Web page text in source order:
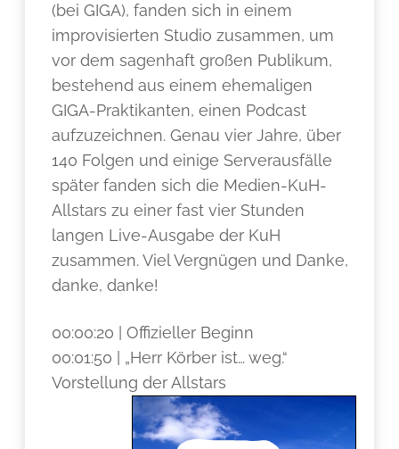
(bei GIGA), fanden sich in einem
improvisierten Studio zusammen, um
vor dem sagenhaft großen Publikum,
bestehend aus einem ehemaligen
GIGA-Praktikanten, einen Podcast
aufzuzeichnen. Genau vier Jahre, über
140 Folgen und einige Serverausfälle
später fanden sich die Medien-KuH-
Allstars zu einer fast vier Stunden
langen Live-Ausgabe der KuH
zusammen. Viel Vergnügen und Danke,
danke, danke!
00:00:20 | Offizieller Beginn
00:01:50 | „Herr Körber ist… weg.“
Vorstellung der Allstars